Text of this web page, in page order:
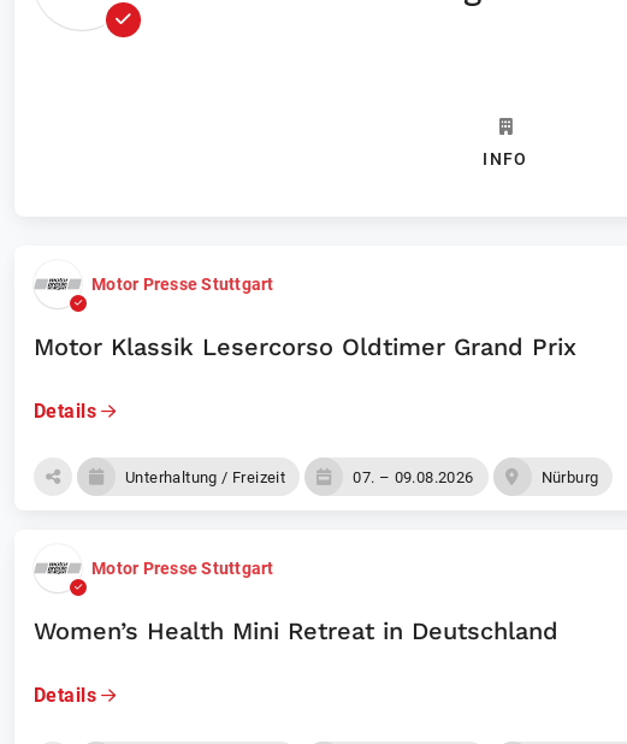
INFO
Motor Presse Stuttgart
Motor Klassik Lesercorso Oldtimer Grand Prix
Details
Unterhaltung / Freizeit 07. – 09.08.2026 Nürburg
Motor Presse Stuttgart
Women’s Health Mini Retreat in Deutschland
Details